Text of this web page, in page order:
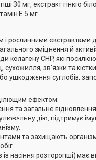
30 мг, екстракт гінкго
Е 5 мг.
рослинними екстрактами
зміцнення й
колагену CHP, які
зв'язки та
ушкодження суглобів,
ефектом:
та загальне відновлення
дію, підтримує
та захищають організм
насіння розторопші) має